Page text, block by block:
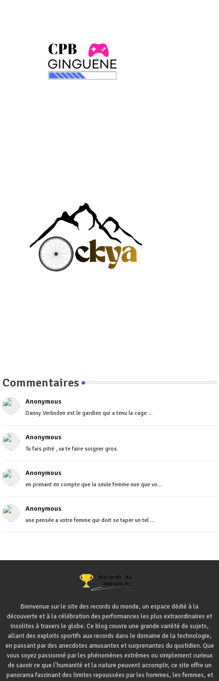
Commentaires
Anonymous
Danny Verlinden est le gardien qui a tenu la cage ...
Anonymous
Tu fais pitié , va te faire soigner gros
Anonymous
en prenant en compte que la seule femme nue que vo...
Anonymous
une pensée a votre femme qui doit se taper un tel ...
Bienvenue sur le site des records du monde, un espace dédié à la
découverte et à la célébration des performances les plus extraordinaires et
insolites à travers le globe. Ce blog couvre une grande variété de sujets,
allant des exploits sportifs aux records dans le domaine de la technologie,
en passant par des anecdotes amusantes et surprenantes du quotidien. Que
vous soyez passionné par les phénomènes extrêmes ou simplement curieux
de savoir ce que l'humanité et la nature peuvent accomplir, ce site offre un
panorama fascinant des limites repoussées par les hommes, les femmes, et